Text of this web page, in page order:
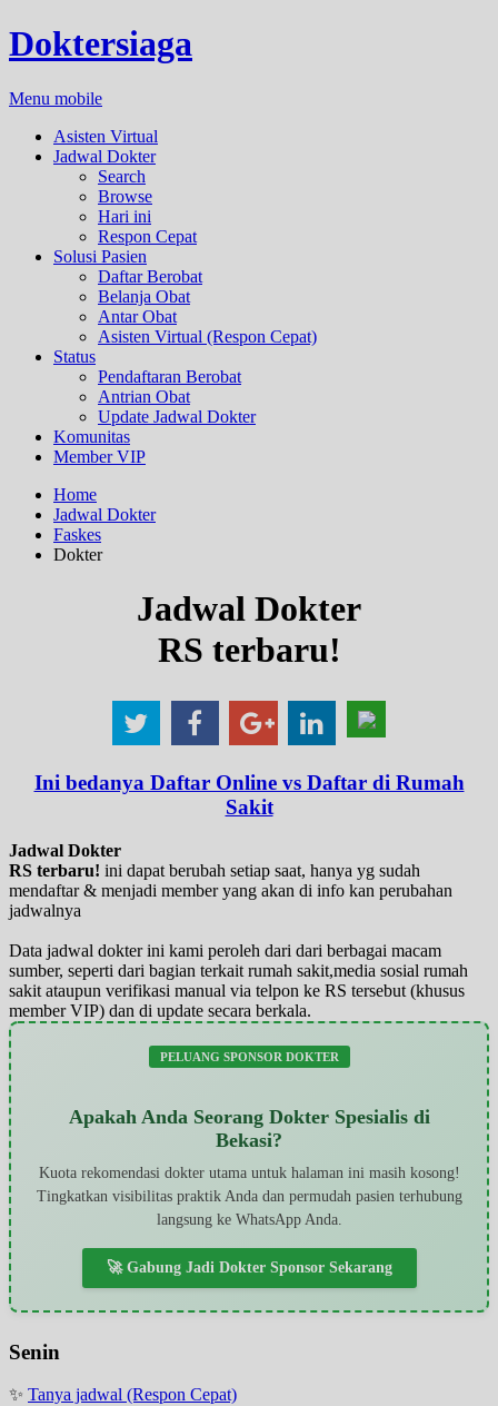
Doktersiaga
Menu mobile
Asisten Virtual
Jadwal Dokter
Search
Browse
Hari ini
Respon Cepat
Solusi Pasien
Daftar Berobat
Belanja Obat
Antar Obat
Asisten Virtual (Respon Cepat)
Status
Pendaftaran Berobat
Antrian Obat
Update Jadwal Dokter
Komunitas
Member VIP
Home
Jadwal Dokter
Faskes
Dokter
Jadwal Dokter
RS terbaru!
Ini bedanya Daftar Online vs Daftar di Rumah
Sakit
Jadwal Dokter
RS terbaru! ini dapat berubah setiap saat, hanya yg sudah
mendaftar & menjadi member yang akan di info kan perubahan
jadwalnya
Data jadwal dokter ini kami peroleh dari dari berbagai macam
sumber, seperti dari bagian terkait rumah sakit,media sosial rumah
sakit ataupun verifikasi manual via telpon ke RS tersebut (khusus
member VIP) dan di update secara berkala.
PELUANG SPONSOR DOKTER
Apakah Anda Seorang Dokter Spesialis di
Bekasi?
Kuota rekomendasi dokter utama untuk halaman ini masih kosong!
Tingkatkan visibilitas praktik Anda dan permudah pasien terhubung
langsung ke WhatsApp Anda.
🚀 Gabung Jadi Dokter Sponsor Sekarang
Senin
✨ Tanya jadwal (Respon Cepat)